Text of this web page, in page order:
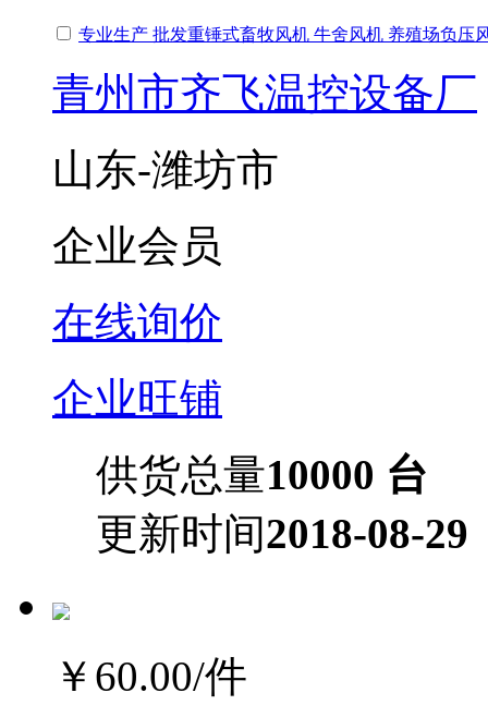
专业生产 批发重锤式畜牧风机 牛舍风机 养殖场负压
青州市齐飞温控设备厂
山东-潍坊市
企业会员
在线询价
企业旺铺
供货总量10000 台
更新时间2018-08-29
￥60.00/件